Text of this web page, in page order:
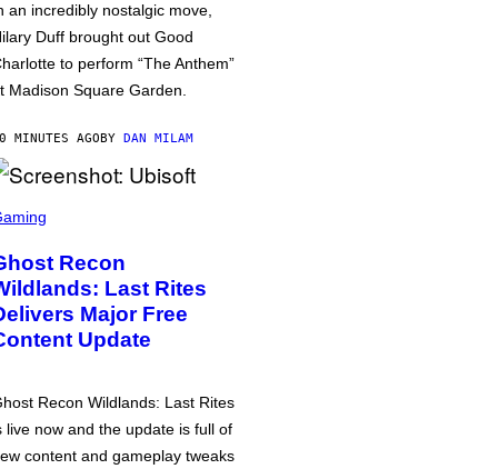
an incredibly nostalgic move,
Duff brought out Good
to perform “The Anthem”
Madison Square Garden.
MINUTES AGOBY DAN MILAM
Recon
Last Rites
Major Free
Update
Recon Wildlands: Last Rites
live now and the update is full of
content and gameplay tweaks